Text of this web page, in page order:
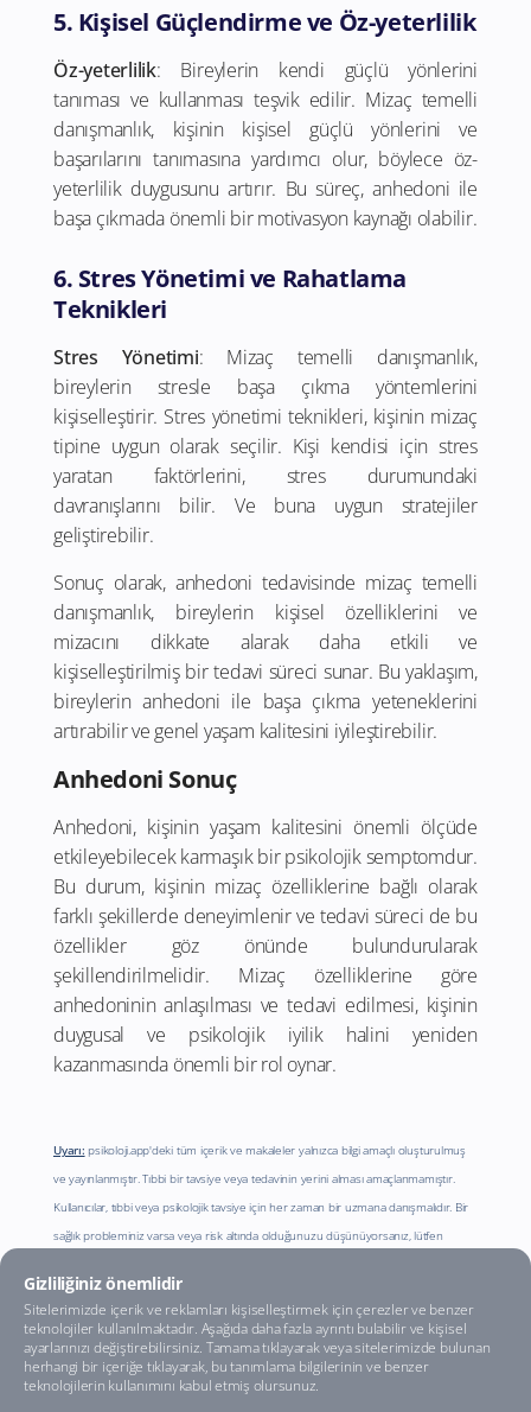
5. Kişisel Güçlendirme ve Öz-yeterlilik
Öz-yeterlilik: Bireylerin kendi güçlü yönlerini
tanıması ve kullanması teşvik edilir. Mizaç temelli
danışmanlık, kişinin kişisel güçlü yönlerini ve
başarılarını tanımasına yardımcı olur, böylece öz-
yeterlilik duygusunu artırır. Bu süreç, anhedoni ile
başa çıkmada önemli bir motivasyon kaynağı olabilir.
6. Stres Yönetimi ve Rahatlama
Teknikleri
Stres Yönetimi: Mizaç temelli danışmanlık,
bireylerin stresle başa çıkma yöntemlerini
kişiselleştirir. Stres yönetimi teknikleri, kişinin mizaç
tipine uygun olarak seçilir. Kişi kendisi için stres
yaratan faktörlerini, stres durumundaki
davranışlarını bilir. Ve buna uygun stratejiler
geliştirebilir.
Sonuç olarak, anhedoni tedavisinde mizaç temelli
danışmanlık, bireylerin kişisel özelliklerini ve
mizacını dikkate alarak daha etkili ve
kişiselleştirilmiş bir tedavi süreci sunar. Bu yaklaşım,
bireylerin anhedoni ile başa çıkma yeteneklerini
artırabilir ve genel yaşam kalitesini iyileştirebilir.
Anhedoni Sonuç
Anhedoni, kişinin yaşam kalitesini önemli ölçüde
etkileyebilecek karmaşık bir psikolojik semptomdur.
Bu durum, kişinin mizaç özelliklerine bağlı olarak
farklı şekillerde deneyimlenir ve tedavi süreci de bu
özellikler göz önünde bulundurularak
şekillendirilmelidir. Mizaç özelliklerine göre
anhedoninin anlaşılması ve tedavi edilmesi, kişinin
duygusal ve psikolojik iyilik halini yeniden
kazanmasında önemli bir rol oynar.
Uyarı: psikoloji.app'deki tüm içerik ve makaleler yalnızca bilgi amaçlı oluşturulmuş
ve yayınlanmıştır. Tıbbi bir tavsiye veya tedavinin yerini alması amaçlanmamıştır.
Kullanıcılar, tıbbi veya psikolojik tavsiye için her zaman bir uzmana danışmalıdır. Bir
sağlık probleminiz varsa veya risk altında olduğunuzu düşünüyorsanız, lütfen
Gizliliğiniz önemlidir
Sitelerimizde içerik ve reklamları kişiselleştirmek için çerezler ve benzer
teknolojiler kullanılmaktadır. Aşağıda daha fazla ayrıntı bulabilir ve kişisel
ayarlarınızı değiştirebilirsiniz. Tamama tıklayarak veya sitelerimizde bulunan
herhangi bir içeriğe tıklayarak, bu tanımlama bilgilerinin ve benzer
teknolojilerin kullanımını kabul etmiş olursunuz.